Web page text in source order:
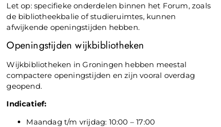
Let op: specifieke onderdelen binnen het Forum, zoals
de bibliotheekbalie of studieruimtes, kunnen
afwijkende openingstijden hebben.
Openingstijden wijkbibliotheken
Wijkbibliotheken in Groningen hebben meestal
compactere openingstijden en zijn vooral overdag
geopend.
Indicatief:
Maandag t/m vrijdag: 10:00 – 17:00